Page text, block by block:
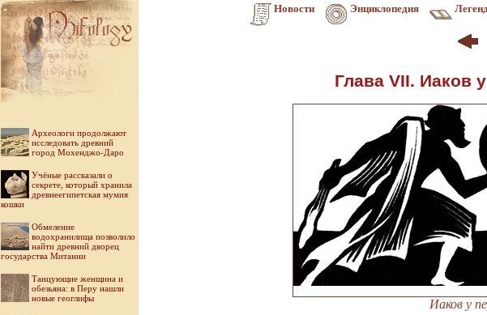
Новости Энциклопедия
Археологи продолжают
исследовать древний
город Мохенджо-Даро
Учёные рассказали о
секрете, который хранила
древнеегипетская мумия
кошки
Обмеление
водохранилища позволило
найти древний дворец
государства Митанни
Танцующие женщина и
обезьяна: в Перу нашли
новые геоглифы
Глава VII. Иаков
Иаков у